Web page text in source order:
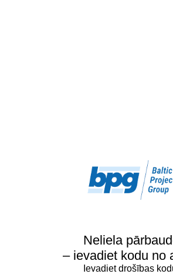
Neliela
– ievadiet kodu no
Ievadiet drošības